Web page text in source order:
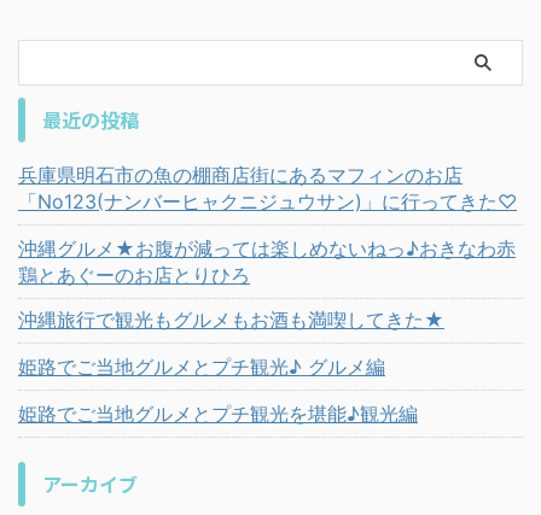
最近の投稿
兵庫県明石市の魚の棚商店街にあるマフィンのお店
「No123(ナンバーヒャクニジュウサン)」に行ってきた♡
沖縄グルメ★お腹が減っては楽しめないねっ♪おきなわ赤
鶏とあぐーのお店とりひろ
沖縄旅行で観光もグルメもお酒も満喫してきた★
姫路でご当地グルメとプチ観光♪ グルメ編
姫路でご当地グルメとプチ観光を堪能♪観光編
アーカイブ